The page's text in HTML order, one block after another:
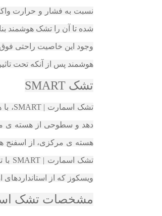
نسبت به فشار و حرارت
شده تا آن را تشک‌ هوشمند
وجود این خاصیت راحتی
هوشمند پس از آنکه تحت
تشک SMART
دهد و سطوحی از هسته ی
هسته ی مرکزی، از اسفنج
ویسکوز که از استانداردهای اروپایی
مشخصات تشک